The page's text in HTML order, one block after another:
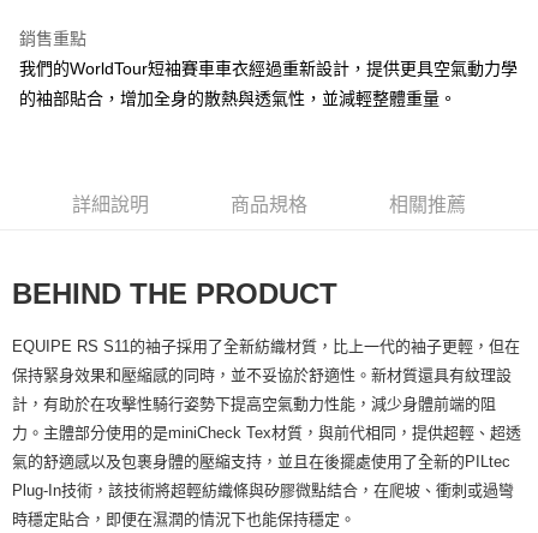
全家取貨付款
每筆NT$90
7-11取貨付款
付款後7-11取貨
宅配
每筆NT$80
離島宅配
每筆NT$100
銷售重點
我們的WorldTour短袖賽車車衣經過重新設計，提供更具空氣動力學
的袖部貼合，增加全身的散熱與透氣性，並減輕整體重量。
詳細說明 商品規格 相關推薦
BEHIND THE PRODUCT
EQUIPE RS S11的袖子採用了全新紡織材質，比上一代的袖子更輕，但在
保持緊身效果和壓縮感的同時，並不妥協於舒適性。新材質還具有紋理設
計，有助於在攻擊性騎行姿勢下提高空氣動力性能，減少身體前端的阻
力。主體部分使用的是miniCheck Tex材質，與前代相同，提供超輕、超透
氣的舒適感以及包裹身體的壓縮支持，並且在後擺處使用了全新的PILtec
Plug-In技術，該技術將超輕紡織條與矽膠微點結合，在爬坡、衝刺或過彎
時穩定貼合，即便在濕潤的情況下也能保持穩定。